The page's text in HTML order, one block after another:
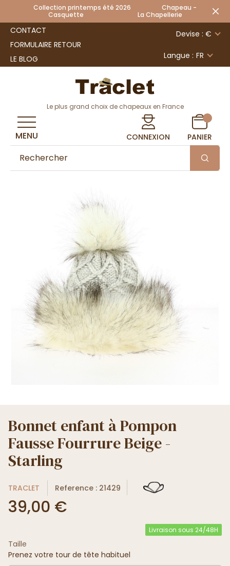
Collection printemps été 2026 Chapeau -
Casquette La Chapellerie
CONTACT
FORMULAIRE RETOUR
LE BLOG
Devise : €
Langue : FR
Le plus grand choix de chapeaux en France
CONNEXION PANIER
MENU
Bonnet enfant à Pompon
Fausse Fourrure Beige -
Starling
TRACLET Reference : 21429
39,00 €
Livraison sous 24/48H
Taille
Prenez votre tour de tête habituel